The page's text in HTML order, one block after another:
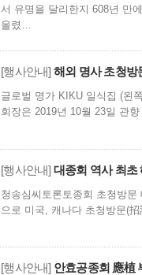
서 유명을 달리한지 608년 만
올렸…
[행사안내] 해외 명사 초청방
글로벌 명가 KIKU 일식집 (왼
회장은 2019년 10월 23일 관
[행사안내] 대종회 역사 최초
청송심씨토론토종회 초청방
으로 미국, 캐나다 초청방문(
[행사안내] 안효공종회 應植